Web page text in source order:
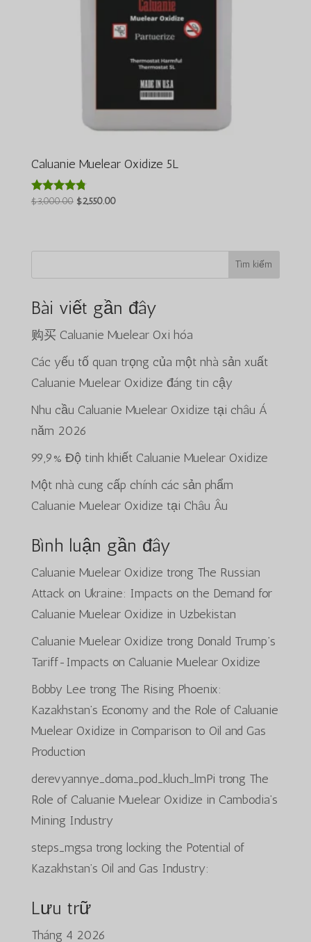
Caluanie Muelear Oxidize 5L
Được xếp
$3,000.00 Giá
$3,000.00.
$2,550.00Giá
là:
Tìm kiếm
Bài viết gần đây
购买 Caluanie Muelear Oxi hóa
Các yếu tố quan trọng của một nhà sản xuất
Caluanie Muelear Oxidize đáng tin cậy
Nhu cầu Caluanie Muelear Oxidize tại châu Á
năm 2026
99,9% Độ tinh khiết Caluanie Muelear Oxidize
Một nhà cung cấp chính các sản phẩm
Caluanie Muelear Oxidize tại Châu Âu
Bình luận gần đây
Caluanie Muelear Oxidize trong The Russian
Attack on Ukraine: Impacts on the Demand for
Caluanie Muelear Oxidize in Uzbekistan
Caluanie Muelear Oxidize trong Donald Trump’s
Tariff-Impacts on Caluanie Muelear Oxidize
Bobby Lee trong The Rising Phoenix:
Kazakhstan’s Economy and the Role of Caluanie
Muelear Oxidize in Comparison to Oil and Gas
Production
derevyannye_doma_pod_kluch_lmPi trong The
Role of Caluanie Muelear Oxidize in Cambodia’s
Mining Industry
steps_mgsa trong locking the Potential of
Kazakhstan’s Oil and Gas Industry:
Lưu trữ
Tháng 4 2026